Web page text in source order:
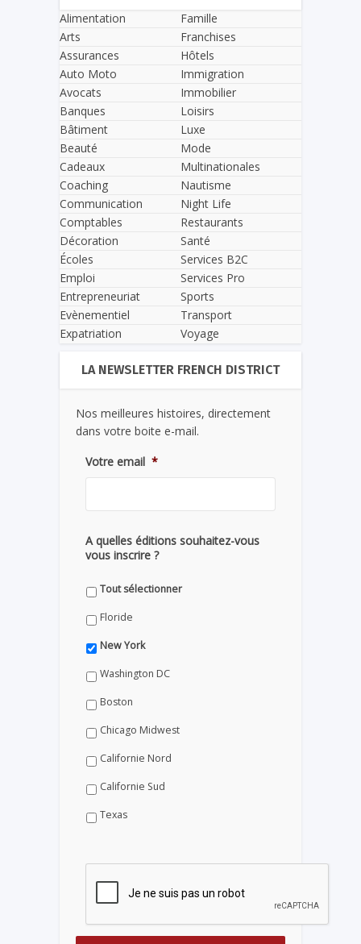
Alimentation
Arts
Assurances
Auto Moto
Avocats
Banques
Bâtiment
Beauté
Cadeaux
Coaching
Communication
Comptables
Décoration
Écoles
Emploi
Entrepreneuriat
Evènementiel
Expatriation
Famille
Franchises
Hôtels
Immigration
Immobilier
Loisirs
Luxe
Mode
Multinationales
Nautisme
Night Life
Restaurants
Santé
Services B2C
Services Pro
Sports
Transport
Voyage
LA NEWSLETTER FRENCH DISTRICT
Nos meilleures histoires, directement
dans votre boite e-mail.
Votre email *
A quelles éditions souhaitez-vous
vous inscrire ?
Tout sélectionner
Floride
New York
Washington DC
Boston
Chicago Midwest
Californie Nord
Californie Sud
Texas